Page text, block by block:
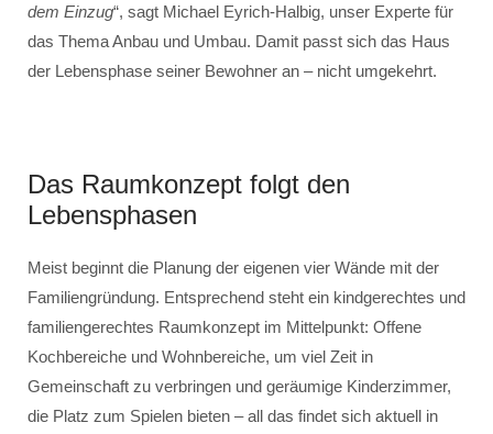
dem Einzug“, sagt Michael Eyrich-Halbig, unser Experte für
das Thema Anbau und Umbau. Damit passt sich das Haus
der Lebensphase seiner Bewohner an – nicht umgekehrt.
Das Raumkonzept folgt den
Lebensphasen
Meist beginnt die Planung der eigenen vier Wände mit der
Familiengründung. Entsprechend steht ein kindgerechtes und
familiengerechtes Raumkonzept im Mittelpunkt: Offene
Kochbereiche und Wohnbereiche, um viel Zeit in
Gemeinschaft zu verbringen und geräumige Kinderzimmer,
die Platz zum Spielen bieten – all das findet sich aktuell in